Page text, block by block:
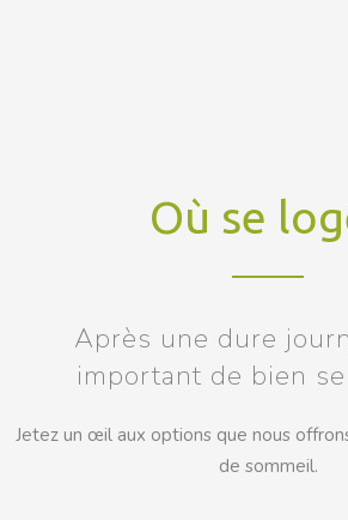
Où se
Après une dure
important de bien
Jetez un œil aux options que nous
de sommeil.